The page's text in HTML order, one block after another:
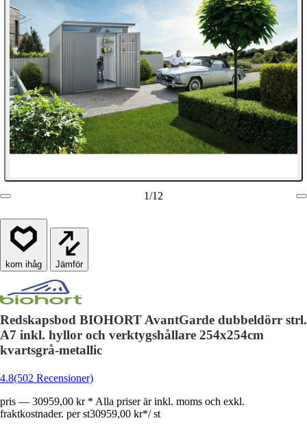
1/12
Jämför
Redskapsbod BIOHORT AvantGarde dubbeldörr strl.
A7 inkl. hyllor och verktygshållare 254x254cm
kvartsgrå-metallic
4.8(502 Recensioner)
pris — 30959,00 kr * Alla priser är inkl. moms och exkl.
fraktkostnader. per st30959,00 kr*/ st